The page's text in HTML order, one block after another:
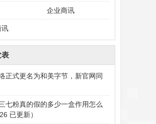
企业商讯
讯
表
正式更名为和美字节，新官网同
七粉真的假的多少一盒作用怎么
已更新）